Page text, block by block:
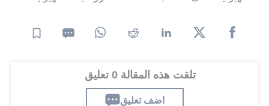
تلقت هذه المقالة 0 تعليق
اضف تعليق